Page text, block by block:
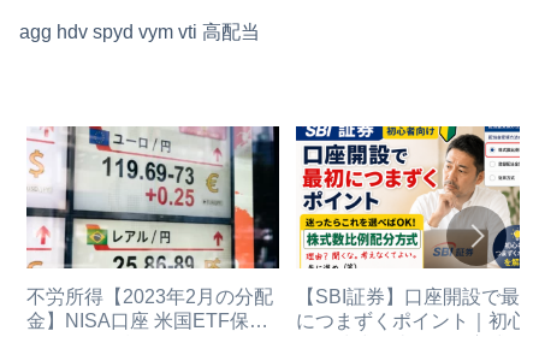
agg hdv spyd vym vti 高配当
不労所得【2023年2月の分配
金】NISA口座 米国ETF保
【SBI証券】口座開設で最初
につまずくポイント｜初心